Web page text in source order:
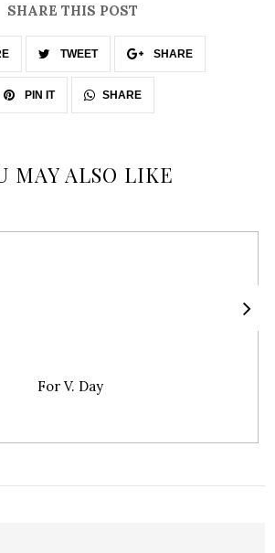
SHARE THIS POST
TWEET SHARE
PIN IT SHARE
MAY ALSO LIKE
For V. Day